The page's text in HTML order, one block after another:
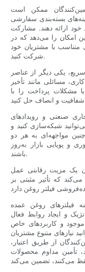
ممکن است
بسته‌بندی سفارشی
خود ارائه دهند. مشارکت
امکان را می‌دهد که در
با مشتریان خود
شرکت کنید.
یکی دیگر از عناصر
مسائلی مانند تأخیر
مشکلات پرداخت را با
صنعتی و رویدادهای
شبکه‌سازی کنید و
مواجهه‌ای به هر دو
و پویایی بازار به‌روز
باشند.
یک مزیت رقابتی عمل
که تأثیر مثبتی بر
فیلترهای روغن عمده
و ایجاد روابط فعال
و کاربردهای خاص
نیازهای متنوع مشتریان
از طریق اعتبار،
تأمین مداوم محصولات